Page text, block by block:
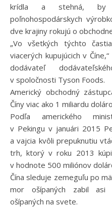
krídla a stehná, by
poľnohospodárskych
dve krajiny rokujú o
„Vo všetkých týchto
viacerých kupujúcich v
dodávateľ
v spoločnosti Tyson Foods.
Americký obchodný
Číny viac ako 1 miliardu
Podľa amerického
v Pekingu v januári 2015
a vajcia kvôli prepuknutiu
trh, ktorý v roku 2013
v hodnote 500 miliónov
Čína sleduje zemeguľu po
mor ošípaných zabil asi
ošípaných na svete.